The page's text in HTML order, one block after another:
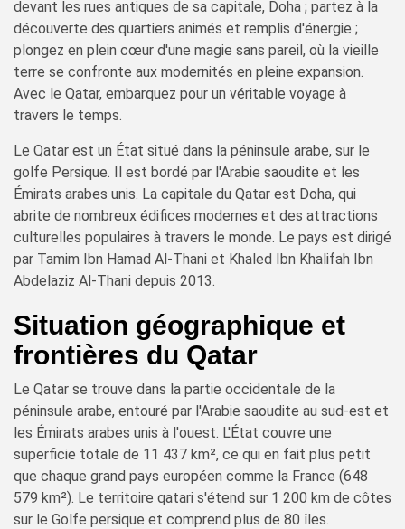
devant les rues antiques de sa capitale, Doha ; partez à la
découverte des quartiers animés et remplis d'énergie ;
plongez en plein cœur d'une magie sans pareil, où la vieille
terre se confronte aux modernités en pleine expansion.
Avec le Qatar, embarquez pour un véritable voyage à
travers le temps.
Le Qatar est un État situé dans la péninsule arabe, sur le
golfe Persique. Il est bordé par l'Arabie saoudite et les
Émirats arabes unis. La capitale du Qatar est Doha, qui
abrite de nombreux édifices modernes et des attractions
culturelles populaires à travers le monde. Le pays est dirigé
par Tamim Ibn Hamad Al-Thani et Khaled Ibn Khalifah Ibn
Abdelaziz Al-Thani depuis 2013.
Situation géographique et
frontières du Qatar
Le Qatar se trouve dans la partie occidentale de la
péninsule arabe, entouré par l'Arabie saoudite au sud-est et
les Émirats arabes unis à l'ouest. L'État couvre une
superficie totale de 11 437 km², ce qui en fait plus petit
que chaque grand pays européen comme la France (648
579 km²). Le territoire qatari s'étend sur 1 200 km de côtes
sur le Golfe persique et comprend plus de 80 îles.